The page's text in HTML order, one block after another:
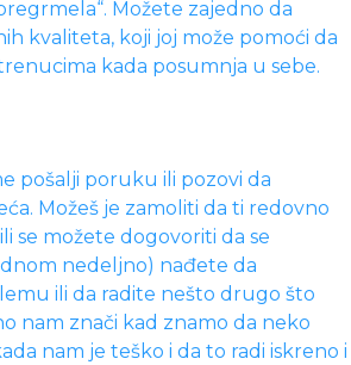
Možete zajedno da
kvaliteta, koji joj može pomoći da
kada posumnja u sebe.
pošalji poruku ili pozovi da
Možeš je zamoliti da ti redovno
se možete dogovoriti da se
nedeljno) nađete da
ili da radite nešto drugo što
nam znači kad znamo da neko
nam je teško i da to radi iskreno i